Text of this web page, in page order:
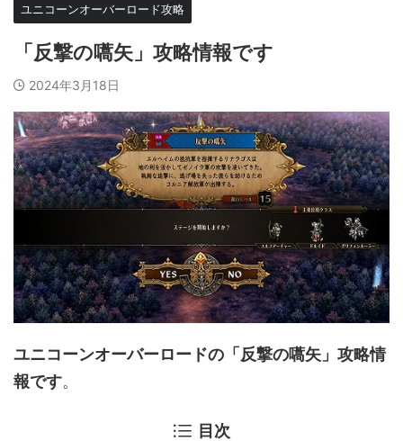
ユニコーンオーバーロード攻略
「反撃の嚆矢」攻略情報です
2024年3月18日
ユニコーンオーバーロードの「反撃の嚆矢」攻略情
報です。
目次